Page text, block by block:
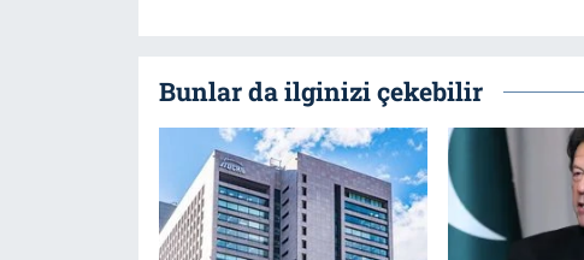
Bunlar da ilginizi çekebilir